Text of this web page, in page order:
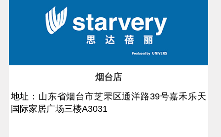
烟台店
地址：山东省烟台市芝罘区通洋路39号嘉禾乐天
国际家居广场三楼A3031